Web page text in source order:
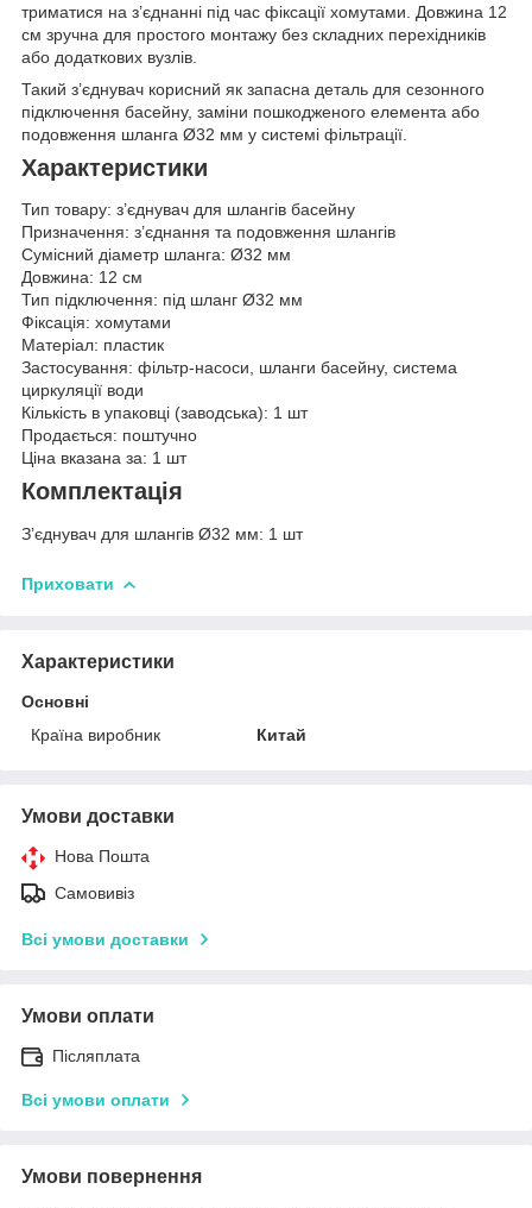
триматися на з’єднанні під час фіксації хомутами. Довжина 12
см зручна для простого монтажу без складних перехідників
або додаткових вузлів.
Такий з’єднувач корисний як запасна деталь для сезонного
підключення басейну, заміни пошкодженого елемента або
подовження шланга Ø32 мм у системі фільтрації.
Характеристики
Тип товару: з’єднувач для шлангів басейну
Призначення: з’єднання та подовження шлангів
Сумісний діаметр шланга: Ø32 мм
Довжина: 12 см
Тип підключення: під шланг Ø32 мм
Фіксація: хомутами
Матеріал: пластик
Застосування: фільтр-насоси, шланги басейну, система
циркуляції води
Кількість в упаковці (заводська): 1 шт
Продається: поштучно
Ціна вказана за: 1 шт
Комплектація
З’єднувач для шлангів Ø32 мм: 1 шт
Приховати
Характеристики
Основні
Країна виробник
Китай
Умови доставки
Нова Пошта
Самовивіз
Всі умови доставки
Умови оплати
Післяплата
Всі умови оплати
Умови повернення